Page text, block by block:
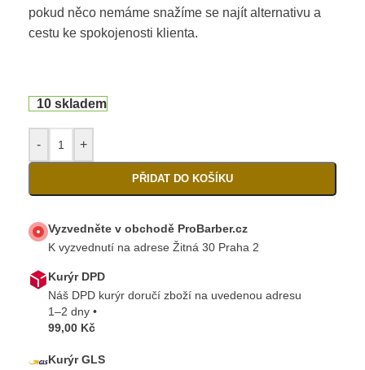
pokud něco nemáme snažíme se najít alternativu a
cestu ke spokojenosti klienta.
10 skladem
- +
PŘIDAT DO KOŠÍKU
Vyzvedněte v obchodě ProBarber.cz
K vyzvednutí na adrese Žitná 30 Praha 2
Kurýr DPD
Náš DPD kurýr doručí zboží na uvedenou adresu
1–2 dny •
99,00 Kč
Kurýr GLS